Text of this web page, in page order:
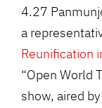
4.27
a
Reunification
“Open World
show, aired